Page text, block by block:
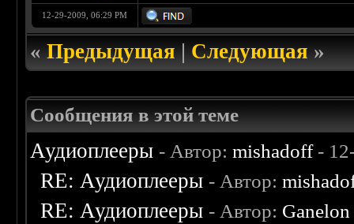
12-29-2009, 06:29 PM
«Предыдущая|Следующая»
Сообщения в этой теме
Аудиоплееры - Автор:mishadoff-
RE: Аудиоплееры - Автор:
RE: Аудиоплееры - Автор: Ganelon